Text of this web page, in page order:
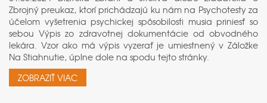
Zbrojný preukaz, ktorí prichádzajú ku nám na Psychotesty za
účelom vyšetrenia psychickej spôsobilosti musia priniesť so
sebou Výpis zo zdravotnej dokumentácie od obvodného
lekára. Vzor ako má výpis vyzerať je umiestnený v Záložke
Na Stiahnutie, úplne dole na spodu tejto stránky.
ZOBRAZIŤ VIAC